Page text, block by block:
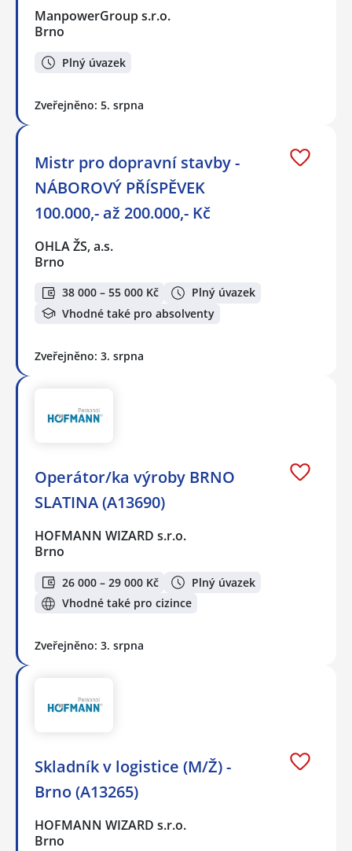
ManpowerGroup s.r.o.
Brno
Plný úvazek
Zveřejněno: 5. srpna
Mistr pro dopravní stavby -
NÁBOROVÝ PŘÍSPĚVEK
100.000,- až 200.000,- Kč
OHLA ŽS, a.s.
Brno
38 000 – 55 000 Kč
Plný úvazek
Vhodné také pro absolventy
Zveřejněno: 3. srpna
Operátor/ka výroby BRNO
SLATINA (A13690)
HOFMANN WIZARD s.r.o.
Brno
26 000 – 29 000 Kč
Plný úvazek
Vhodné také pro cizince
Zveřejněno: 3. srpna
Skladník v logistice (M/Ž) -
Brno (A13265)
HOFMANN WIZARD s.r.o.
Brno